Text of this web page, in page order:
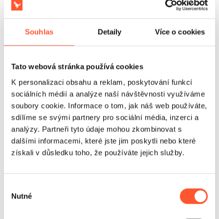
Souhlas Detaily Více o cookies
Tato webová stránka používá cookies
K personalizaci obsahu a reklam, poskytování funkcí
sociálních médií a analýze naší návštěvnosti využíváme
soubory cookie. Informace o tom, jak náš web používáte,
sdílíme se svými partnery pro sociální média, inzerci a
analýzy. Partneři tyto údaje mohou zkombinovat s
dalšími informacemi, které jste jim poskytli nebo které
získali v důsledku toho, že používáte jejich služby.
souhlasu
Nutné
potřeba jednoduchá disciplína s vysokou rotací účastníků
požadavky zákona o obecné bezpečnosti výrobků.